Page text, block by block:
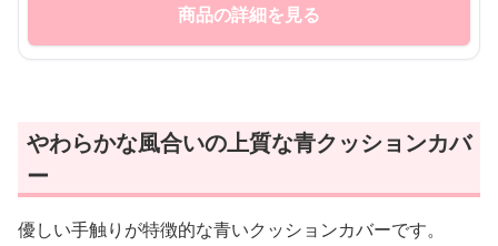
商品の詳細を見る
やわらかな風合いの上質な青クッションカバ
ー
優しい手触りが特徴的な青いクッションカバーです。